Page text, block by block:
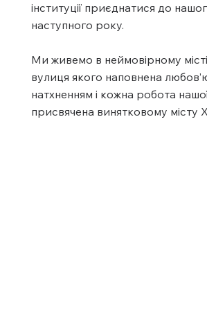
інституції приєднатися до
наступного року.
Ми живемо в неймовірному
вулиця якого наповнена
натхненням і кожна робота
присвячена винятковому місту